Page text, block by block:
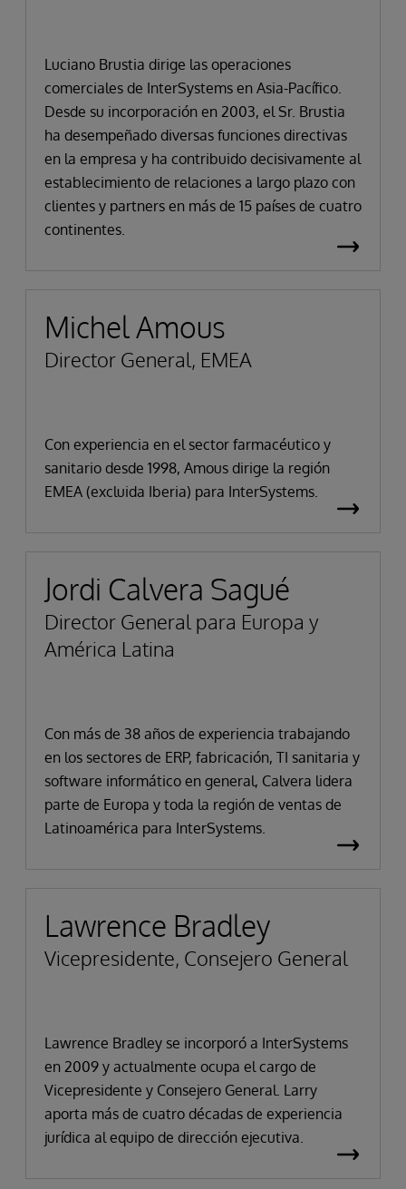
Luciano Brustia dirige las operaciones
comerciales de InterSystems en Asia-Pacífico.
Desde su incorporación en 2003, el Sr. Brustia
ha desempeñado diversas funciones directivas
en la empresa y ha contribuido decisivamente al
establecimiento de relaciones a largo plazo con
clientes y partners en más de 15 países de cuatro
continentes.
Michel Amous
Director General, EMEA
Con experiencia en el sector farmacéutico y
sanitario desde 1998, Amous dirige la región
EMEA (excluida Iberia) para InterSystems.
Jordi Calvera Sagué
Director General para Europa y
América Latina
Con más de 38 años de experiencia trabajando
en los sectores de ERP, fabricación, TI sanitaria y
software informático en general, Calvera lidera
parte de Europa y toda la región de ventas de
Latinoamérica para InterSystems.
Lawrence Bradley
Vicepresidente, Consejero General
Lawrence Bradley se incorporó a InterSystems
en 2009 y actualmente ocupa el cargo de
Vicepresidente y Consejero General. Larry
aporta más de cuatro décadas de experiencia
jurídica al equipo de dirección ejecutiva.